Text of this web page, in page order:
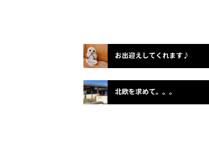
お出迎えしてくれます♪
北欧を求めて。。。